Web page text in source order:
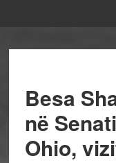
Besa
në
Ohio,